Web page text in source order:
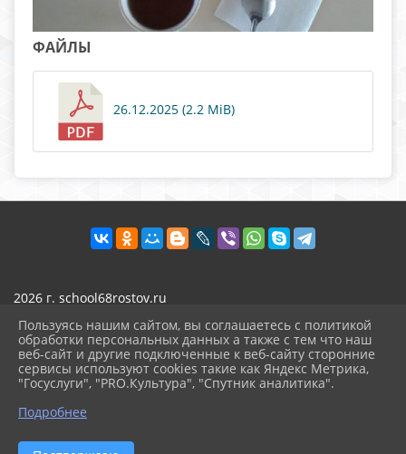
ФАЙЛЫ
26.12.2025 (2.2 MiB)
2026 г. school68rostov.ru
Карта сайта
Политика обработки персональных данных
Сделано на KubCMS
Разработка и поддержка
Пользуясь нашим сайтом, вы соглашаетесь с политикой
обработки персональных данных а также с тем что наш
веб-сайт и другие подключенные к веб-сайту сторонние
сервисы используют cookies такие как Яндекс Метрика,
"Госуслуги", "PRO.Культура", "Спутник аналитика".
Подробнее